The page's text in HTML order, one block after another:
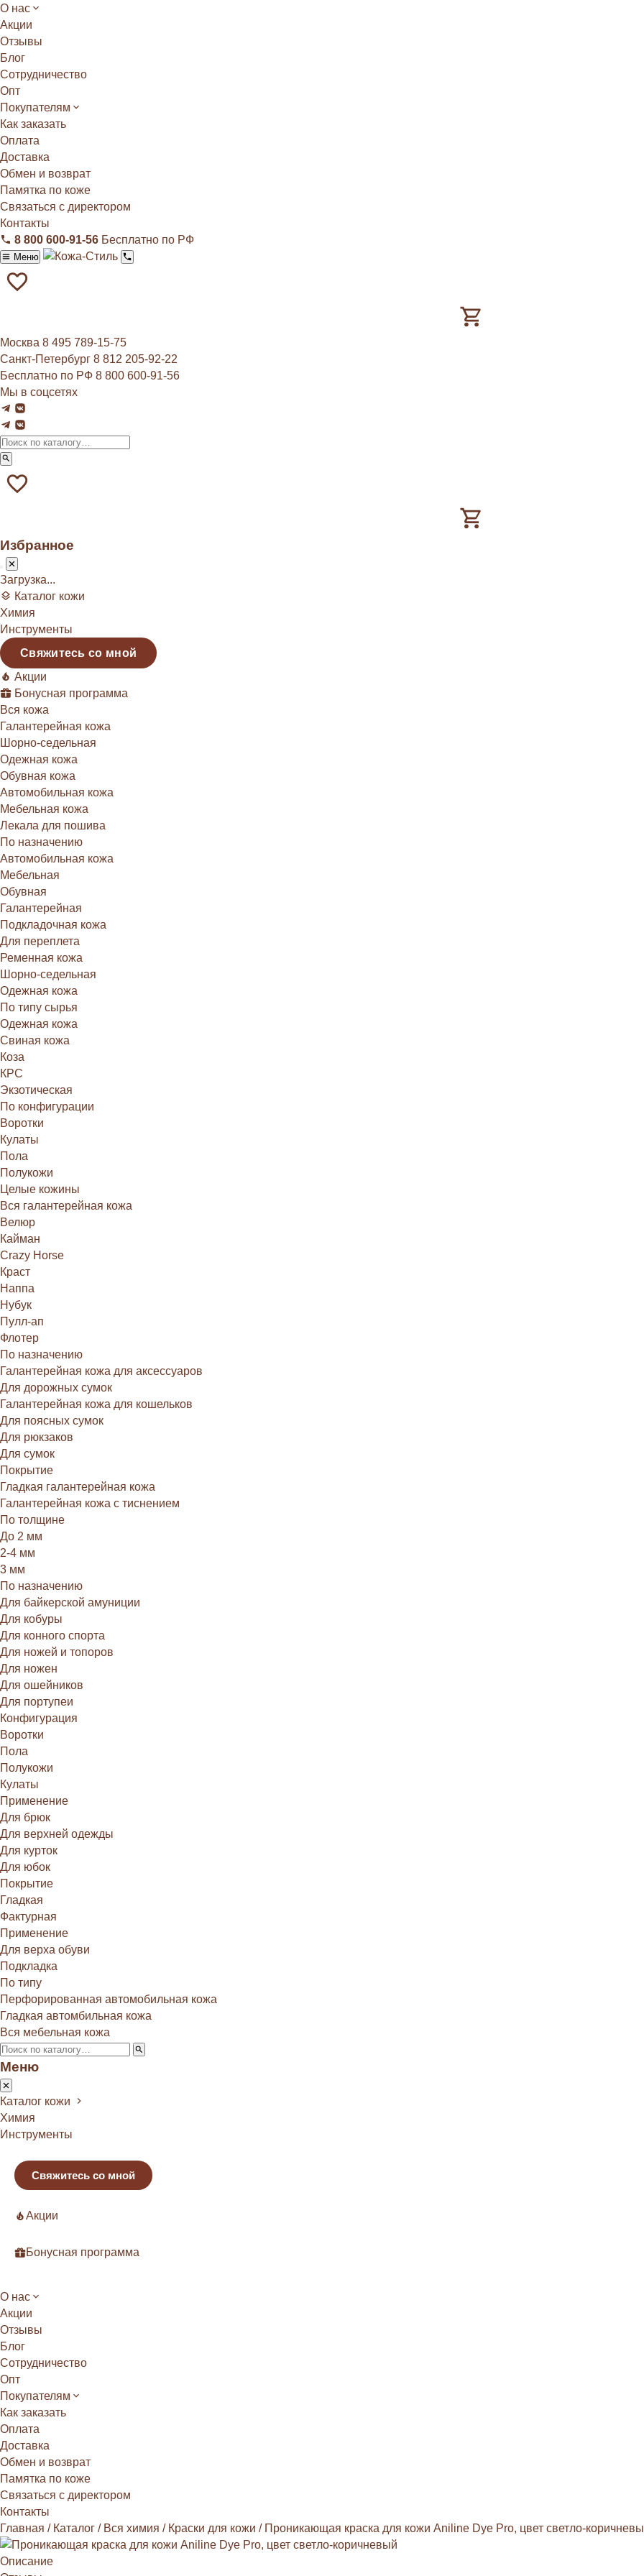
О нас
Акции
Отзывы
Блог
Сотрудничество
Опт
Покупателям
Как заказать
Оплата
Доставка
Обмен и возврат
Памятка по коже
Связаться с директором
Контакты
8 800 600‑91‑56 Бесплатно по РФ
Меню
Москва 8 495 789‑15‑75
Санкт-Петербург 8 812 205‑92‑22
Бесплатно по РФ 8 800 600‑91‑56
Мы в соцсетях
Избранное
Загрузка...
Каталог кожи
Химия
Инструменты
Свяжитесь со мной
Акции
Бонусная программа
Вся кожа
Галантерейная кожа
Шорно-седельная
Одежная кожа
Обувная кожа
Автомобильная кожа
Мебельная кожа
Лекала для пошива
По назначению
Автомобильная кожа
Мебельная
Обувная
Галантерейная
Подкладочная кожа
Для переплета
Ременная кожа
Шорно-седельная
Одежная кожа
По типу сырья
Одежная кожа
Свиная кожа
Коза
КРС
Экзотическая
По конфигурации
Воротки
Кулаты
Пола
Полукожи
Целые кожины
Вся галантерейная кожа
Велюр
Кайман
Crazy Horse
Краст
Наппа
Нубук
Пулл-ап
Флотер
По назначению
Галантерейная кожа для аксессуаров
Для дорожных сумок
Галантерейная кожа для кошельков
Для поясных сумок
Для рюкзаков
Для сумок
Покрытие
Гладкая галантерейная кожа
Галантерейная кожа с тиснением
По толщине
До 2 мм
2-4 мм
3 мм
По назначению
Для байкерской амуниции
Для кобуры
Для конного спорта
Для ножей и топоров
Для ножен
Для ошейников
Для портупеи
Конфигурация
Воротки
Пола
Полукожи
Кулаты
Применение
Для брюк
Для верхней одежды
Для курток
Для юбок
Покрытие
Гладкая
Фактурная
Применение
Для верха обуви
Подкладка
По типу
Перфорированная автомобильная кожа
Гладкая автомбильная кожа
Вся мебельная кожа
Меню
Каталог кожи
Химия
Инструменты
Свяжитесь со мной
Акции
Бонусная программа
О нас
Акции
Отзывы
Блог
Сотрудничество
Опт
Покупателям
Как заказать
Оплата
Доставка
Обмен и возврат
Памятка по коже
Связаться с директором
Контакты
Главная / Каталог / Вся химия / Краски для кожи / Проникающая краска для кожи Aniline Dye Pro, цвет светло-
Описание